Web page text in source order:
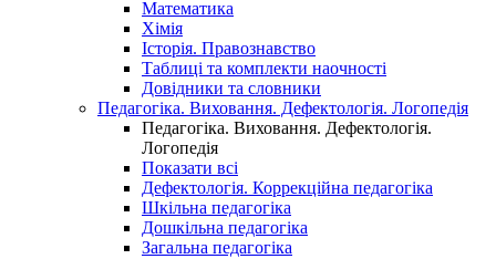
Математика
Хімія
Історія. Правознавство
Таблиці та комплекти наочності
Довідники та словники
Педагогіка. Виховання. Дефектологія. Логопедія
Педагогіка. Виховання. Дефектологія.
Логопедія
Показати всі
Дефектологія. Коррекційна педагогіка
Шкільна педагогіка
Дошкільна педагогіка
Загальна педагогіка